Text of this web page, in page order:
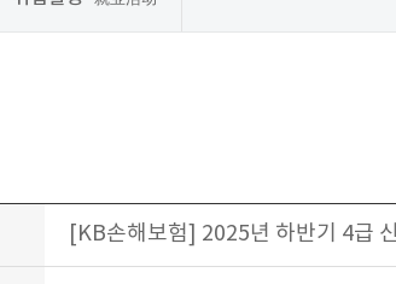
[KB손해보험] 2025년 하반기 4급